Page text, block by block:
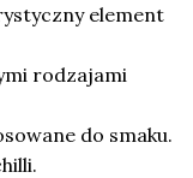
element
rodzajami
do smaku.